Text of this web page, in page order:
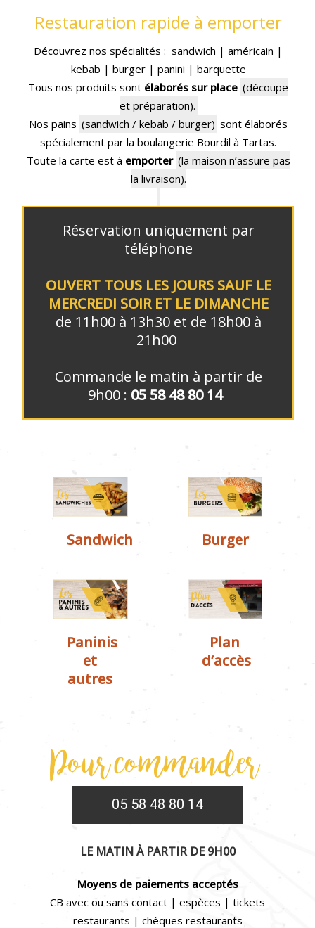
Restauration rapide à emporter
Découvrez nos spécialités : sandwich | américain |
kebab | burger | panini | barquette
Tous nos produits sont élaborés sur place (découpe
et préparation).
Nos pains (sandwich / kebab / burger) sont élaborés
spécialement par la boulangerie Bourdil à Tartas.
Toute la carte est à emporter (la maison n’assure pas
la livraison).
Réservation uniquement par
téléphone
OUVERT TOUS LES JOURS SAUF LE
MERCREDI SOIR ET LE DIMANCHE
de 11h00 à 13h30 et de 18h00 à
21h00
Commande le matin à partir de
9h00 : 05 58 48 80 14
Sandwich Burger
Paninis
et
autres
Plan
d’accès
05 58 48 80 14
LE MATIN À PARTIR DE 9H00
Moyens de paiements acceptés
CB avec ou sans contact | espèces | tickets
restaurants | chèques restaurants